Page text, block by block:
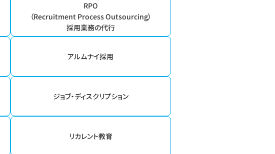
RPO
（Recruitment Process Outsourcing）
採用業務の代行
アルムナイ採用
ジョブ・ディスクリプション
リカレント教育